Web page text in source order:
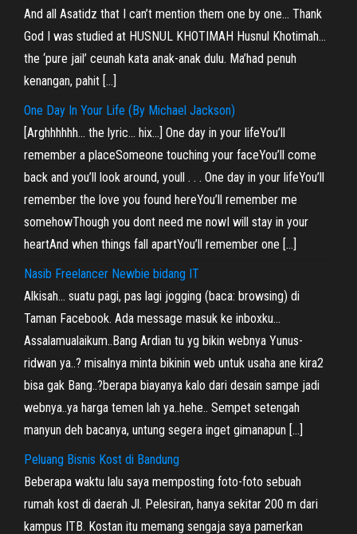
And all Asatidz that I can’t mention them one by one… Thank
God I was studied at HUSNUL KHOTIMAH Husnul Khotimah…
the ‘pure jail’ ceunah kata anak-anak dulu. Ma’had penuh
kenangan, pahit […]
One Day In Your Life (By Michael Jackson)
[Arghhhhhh… the lyric… hix…] One day in your lifeYou’ll
remember a placeSomeone touching your faceYou’ll come
back and you’ll look around, youll . . . One day in your lifeYou’ll
remember the love you found hereYou’ll remember me
somehowThough you dont need me nowI will stay in your
heartAnd when things fall apartYou’ll remember one […]
Nasib Freelancer Newbie bidang IT
Alkisah… suatu pagi, pas lagi jogging (baca: browsing) di
Taman Facebook. Ada message masuk ke inboxku…
Assalamualaikum..Bang Ardian tu yg bikin webnya Yunus-
ridwan ya..? misalnya minta bikinin web untuk usaha ane kira2
bisa gak Bang..?berapa biayanya kalo dari desain sampe jadi
webnya..ya harga temen lah ya..hehe.. Sempet setengah
manyun deh bacanya, untung segera inget gimanapun […]
Peluang Bisnis Kost di Bandung
Beberapa waktu lalu saya memposting foto-foto sebuah
rumah kost di daerah Jl. Pelesiran, hanya sekitar 200 m dari
kampus ITB. Kostan itu memang sengaja saya pamerkan